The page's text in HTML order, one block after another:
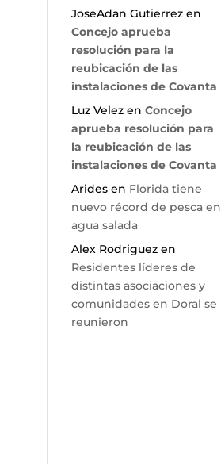
JoseAdan Gutierrez en
Concejo aprueba
resolución para la
reubicación de las
instalaciones de Covanta
Luz Velez enConcejo
aprueba resolución para
la reubicación de las
instalaciones de Covanta
Arides en Florida tiene
nuevo récord de pesca en
agua salada
Alex Rodriguez en
Residentes líderes de
distintas asociaciones y
comunidades en Doral se
reunieron